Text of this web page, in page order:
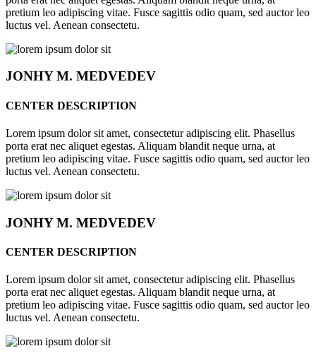
pretium leo adipiscing vitae. Fusce sagittis odio quam, sed auctor leo
luctus vel. Aenean consectetu.
JONHYM. MEDVEDEV
CENTER DESCRIPTION
Lorem ipsum dolor sit amet, consectetur adipiscing elit. Phasellus
porta erat nec aliquet egestas. Aliquam blandit neque urna, at
pretium leo adipiscing vitae. Fusce sagittis odio quam, sed auctor leo
luctus vel. Aenean consectetu.
JONHYM. MEDVEDEV
CENTER DESCRIPTION
Lorem ipsum dolor sit amet, consectetur adipiscing elit. Phasellus
porta erat nec aliquet egestas. Aliquam blandit neque urna, at
pretium leo adipiscing vitae. Fusce sagittis odio quam, sed auctor leo
luctus vel. Aenean consectetu.